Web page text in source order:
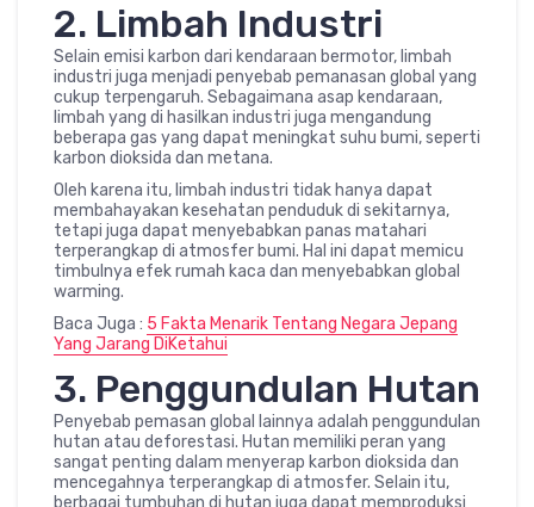
2. Limbah Industri
Selain emisi karbon dari kendaraan bermotor, limbah
industri juga menjadi penyebab pemanasan global yang
cukup terpengaruh. Sebagaimana asap kendaraan,
limbah yang di hasilkan industri juga mengandung
beberapa gas yang dapat meningkat suhu bumi, seperti
karbon dioksida dan metana.
Oleh karena itu, limbah industri tidak hanya dapat
membahayakan kesehatan penduduk di sekitarnya,
tetapi juga dapat menyebabkan panas matahari
terperangkap di atmosfer bumi. Hal ini dapat memicu
timbulnya efek rumah kaca dan menyebabkan global
warming.
Baca Juga : 5 Fakta Menarik Tentang Negara Jepang
Yang Jarang DiKetahui
3. Penggundulan Hutan
Penyebab pemasan global lainnya adalah penggundulan
hutan atau deforestasi. Hutan memiliki peran yang
sangat penting dalam menyerap karbon dioksida dan
mencegahnya terperangkap di atmosfer. Selain itu,
berbagai tumbuhan di hutan juga dapat memproduksi